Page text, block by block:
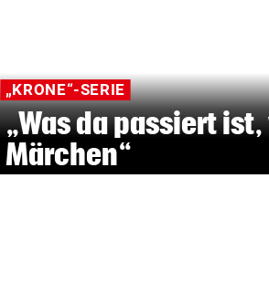
„KRONE“-SERIE
„Was da passiert
Märchen“